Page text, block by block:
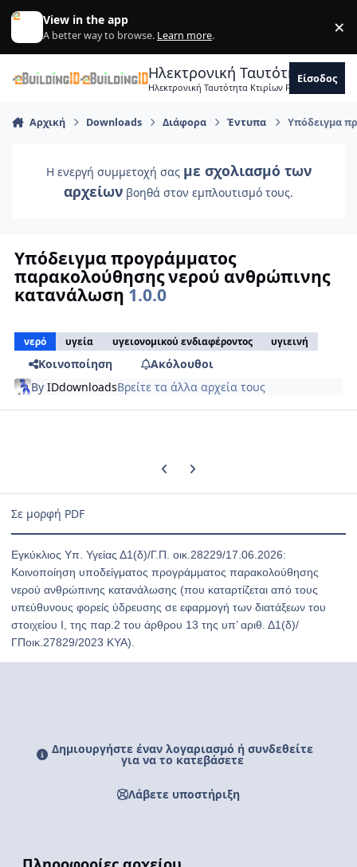
Skip to content
View in the app
A better way to browse. Learn more. ×
Ηλεκτρονική Ταυτότητα
Ηλεκτρονική Ταυτότητα Κτιρίων Forum
Είσοδος
Αρχική Downloads Διάφορα Έντυπα Υπόδειγμα
Η ενεργή συμμετοχή σας με σχολιασμό των
αρχείων βοηθά στον εμπλουτισμό τους.
Υπόδειγμα προγράμματος
παρακολούθησης νερού ανθρώπινης
κατανάλωση 1.0.0
νερό υγεία υγειονομικού ενδιαφέροντος υγιεινή
Κοινοποίηση
Ακόλουθοι
ByIDdownloadsΒρείτε τα άλλα αρχεία τους
Previous carousel slide
Next carousel slide
Σε μορφή PDF
Εγκύκλιος Υπ. Υγείας Δ1(δ)/Γ.Π. οικ.28229/17.06.2026:
Κοινοποίηση υποδείγματος προγράμματος παρακολούθησης
νερού ανθρώπινης κατανάλωσης (που καταρτίζεται από τους
υπεύθυνους φορείς ύδρευσης σε εφαρμογή των διατάξεων του
στοιχείου I, της παρ.2 του άρθρου 13 της υπ’ αριθ. Δ1(δ)/
ΓΠοικ.27829/2023 ΚΥΑ).
Δημιουργήστε έναν λογαριασμό ή συνδεθείτε
για να το κατεβάσετε
Λάβετε υποστήριξη